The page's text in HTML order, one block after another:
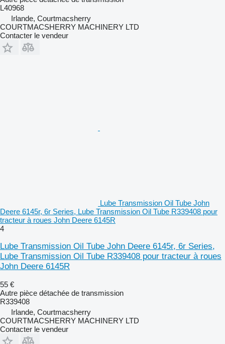
L40968
Irlande, Courtmacsherry
COURTMACSHERRY MACHINERY LTD
Contacter le vendeur
Lube Transmission Oil Tube John
Deere 6145r, 6r Series, Lube Transmission Oil Tube R339408 pour
tracteur à roues John Deere 6145R
4
Lube Transmission Oil Tube John Deere 6145r, 6r Series,
Lube Transmission Oil Tube R339408 pour tracteur à roues
John Deere 6145R
55 €
Autre pièce détachée de transmission
R339408
Irlande, Courtmacsherry
COURTMACSHERRY MACHINERY LTD
Contacter le vendeur